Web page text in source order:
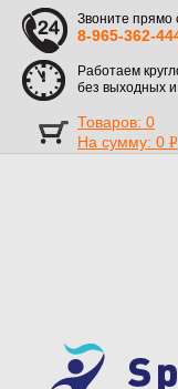
Звоните прямо
8-965-362-
Работаем
без выходных
Товаров: 0
На сумму: 0 Р